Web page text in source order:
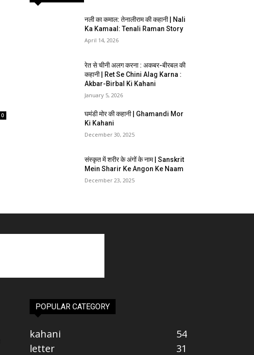
0
नली का कमाल: तेनालीराम की कहानी | Nali
Ka Kamaal: Tenali Raman Story
April 14, 2026
रेत से चीनी अलग करना : अकबर-बीरबल की
कहानी | Ret Se Chini Alag Karna :
Akbar-Birbal Ki Kahani
January 5, 2026
घमंडी मोर की कहानी | Ghamandi Mor
Ki Kahani
December 30, 2025
संस्कृत में शरीर के अंगों के नाम | Sanskrit
Mein Sharir Ke Angon Ke Naam
December 23, 2025
POPULAR CATEGORY
kahani
54
letter
31